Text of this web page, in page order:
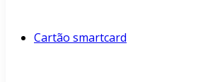
Cartão smartcard